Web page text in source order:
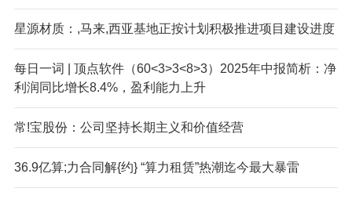
星源材质：,马来,西亚基地正按计划积极推进项目建设进度
每日一词 | 顶点软件（60<3>3<8>3）2025年中报简析：净
利润同比增长8.4%，盈利能力上升
常!宝股份：公司坚持长期主义和价值经营
36.9亿算;力合同解{约} “算力租赁”热潮迄今最大暴雷